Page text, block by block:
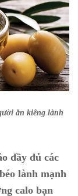
ăn kiêng lành
đầy đủ các
lành mạnh
calo bạn